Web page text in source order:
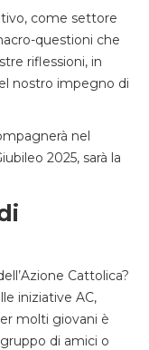
come settore
questioni che
riflessioni, in
nostro impegno di
nel
2025, sarà la
Cattolica?
iniziative AC,
molti giovani è
di amici o